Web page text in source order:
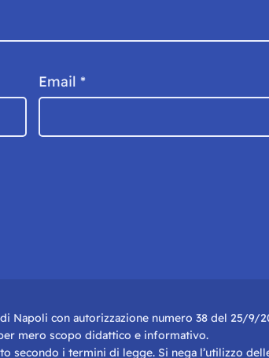
Email *
Napoli con autorizzazione numero 38 del 25/9/
mero scopo didattico e informativo.
secondo i termini di legge. Si nega l’utilizzo